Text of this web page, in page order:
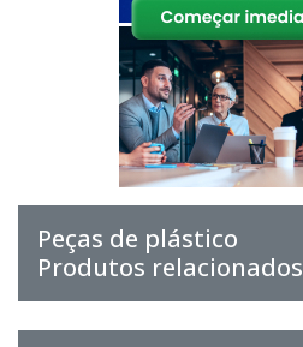
Peças de plástico
Produtos relacionados